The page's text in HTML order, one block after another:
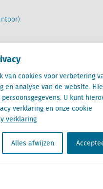
van cookies voor verbetering
en analyse van de website.
U kunt
verklaring en onze cookie
verklaring
Alles afwijzen